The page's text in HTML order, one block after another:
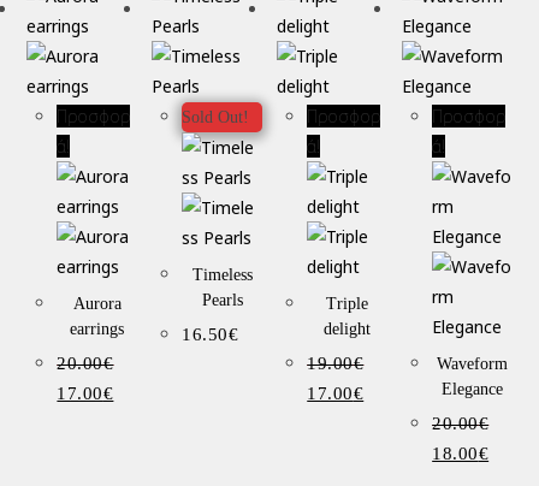
Προσφορ
ά!
Aurora
earrings
20.00€
17.00€
Sold Out!
Timeless
Pearls
16.50€
Προσφορ
ά!
Triple
delight
19.00€
17.00€
Προσφορ
ά!
Waveform
Elegance
20.00€
18.00€